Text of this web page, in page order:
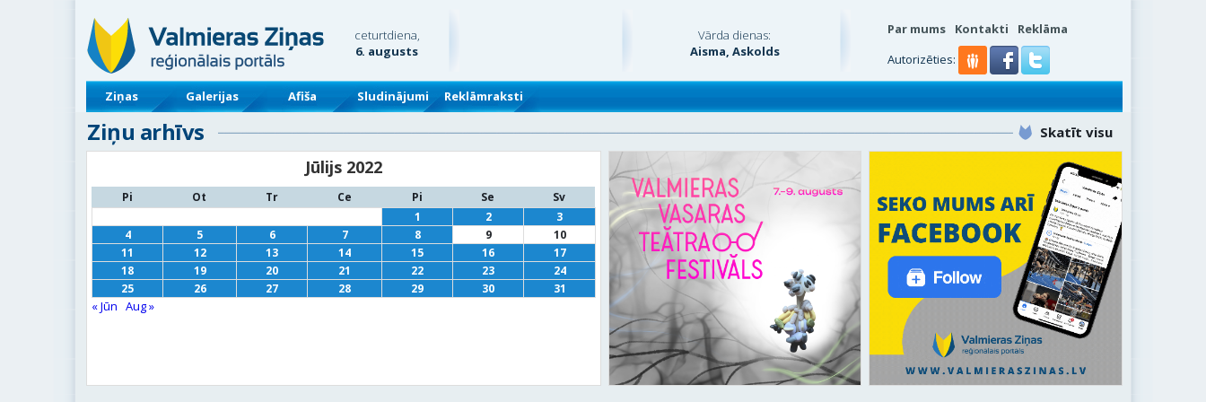
ceturtdiena,
6. augusts
Vārda dienas:
Aisma, Askolds
Par mums Kontakti
Reklāma
Autorizēties:
Ziņas Galerijas Afiša Sludinājumi Reklāmraksti
Ziņu arhīvs Skatīt visu
Jūlijs 2022
Pi Ot Tr Ce Pi Se
Sv
1
2
3
4
5 6 7 8 9
10
11
12 13 14 15 16
17
18
19 20 21 22 23
24
25
26 27 28 29 30 31
« Jūn Aug »